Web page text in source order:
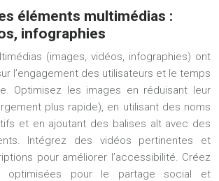
éléments multimédias :
infographies
(images, vidéos, infographies) ont
l’engagement des utilisateurs et le temps
Optimisez les images en réduisant leur
plus rapide), en utilisant des noms
et en ajoutant des balises alt avec des
Intégrez des vidéos pertinentes et
pour améliorer l’accessibilité. Créez
optimisées pour le partage social et